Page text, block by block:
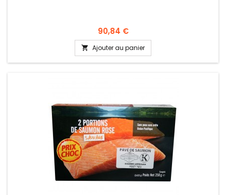
Prix
90,84 €
 Ajouter au panier